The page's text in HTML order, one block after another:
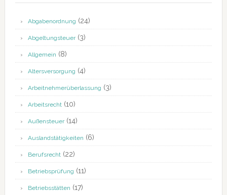
Abgabenordnung (24)
Abgeltungsteuer(3)
Allgemein (8)
Altersversorgung (4)
Arbeitnehmerüberlassung (3)
Arbeitsrecht(10)
Außensteuer(14)
Auslandstätigkeiten (6)
Berufsrecht(22)
Betriebsprüfung (11)
Betriebsstätten (17)